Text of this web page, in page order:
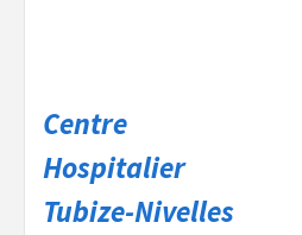
Centre
Hospitalier
Tubize-Nivelles